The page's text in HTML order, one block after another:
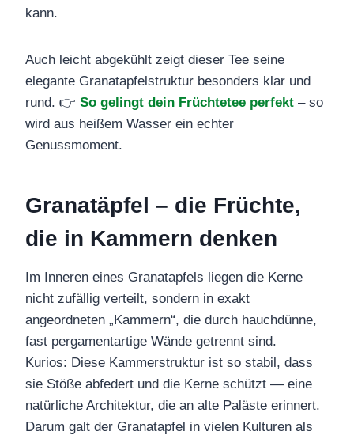
kann.
Auch leicht abgekühlt zeigt dieser Tee seine
elegante Granatapfelstruktur besonders klar und
rund. 👉 So gelingt dein Früchtetee perfekt – so
wird aus heißem Wasser ein echter
Genussmoment.
Granatäpfel – die Früchte,
die in Kammern denken
Im Inneren eines Granatapfels liegen die Kerne
nicht zufällig verteilt, sondern in exakt
angeordneten „Kammern“, die durch hauchdünne,
fast pergamentartige Wände getrennt sind.
Kurios: Diese Kammerstruktur ist so stabil, dass
sie Stöße abfedert und die Kerne schützt — eine
natürliche Architektur, die an alte Paläste erinnert.
Darum galt der Granatapfel in vielen Kulturen als